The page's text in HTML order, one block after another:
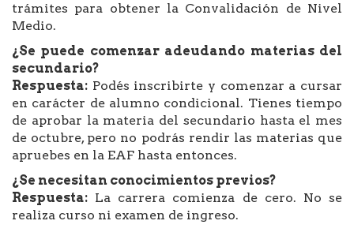
trámites para obtener la Convalidación de Nivel
Medio.
¿Se puede comenzar adeudando materias del
secundario?
Respuesta: Podés inscribirte y comenzar a cursar
en carácter de alumno condicional. Tienes tiempo
de aprobar la materia del secundario hasta el mes
de octubre, pero no podrás rendir las materias que
apruebes en la EAF hasta entonces.
¿Se necesitan conocimientos previos?
Respuesta: La carrera comienza de cero. No se
realiza curso ni examen de ingreso.